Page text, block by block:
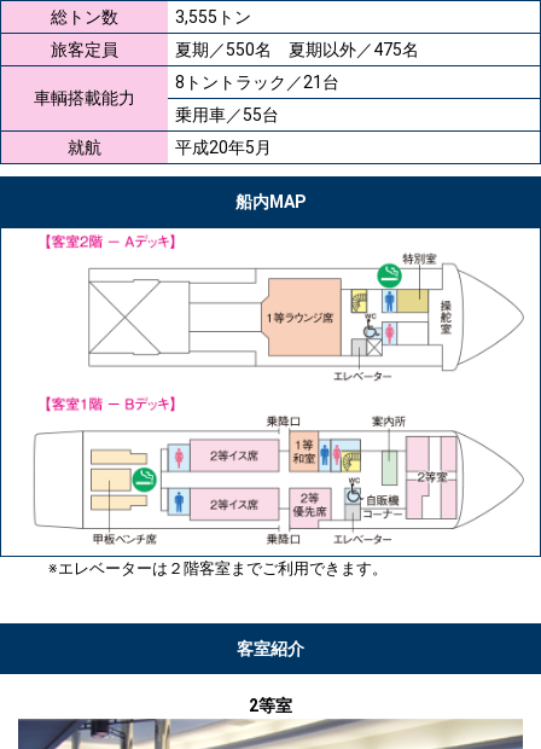
総トン数
3,555トン
旅客定員
夏期／550名 夏期以外／475名
車輌搭載能力
8トントラック／21台
乗用車／55台
就航
平成20年5月
船内MAP
※エレベーターは２階客室までご利用できます。
客室紹介
2等室